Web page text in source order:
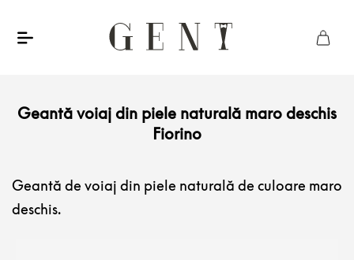
Geantă voiaj din piele naturală maro deschis
Fiorino
Geantă de voiaj din piele naturală de culoare maro
deschis.